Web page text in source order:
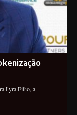
Lyra Filho, a